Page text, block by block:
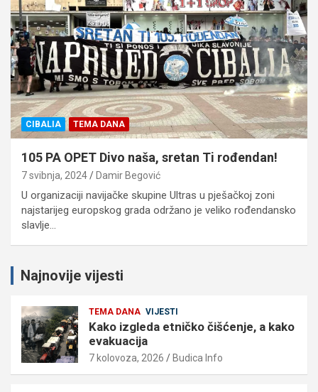
CIBALIA TEMA DANA
105 PA OPET Divo naša, sretan Ti rođendan!
7 svibnja, 2024 Damir Begović
U organizaciji navijačke skupine Ultras u pješačkoj zoni
najstarijeg europskog grada održano je veliko rođendansko
slavlje…
Najnovije vijesti
TEMA DANA VIJESTI
Kako izgleda etničko čišćenje, a kako
evakuacija
7 kolovoza, 2026 Budica Info